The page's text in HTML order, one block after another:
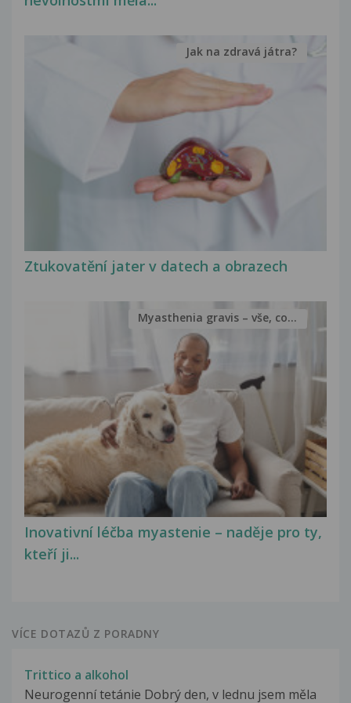
Ztukovatění jater v datech a obrazech
Jak na zdravá játra?
Inovativní léčba myastenie – naděje pro ty,
kteří ji...
Myasthenia gravis – vše, co...
VÍCE DOTAZŮ Z PORADNY
Trittico a alkohol
Neurogenní tetánie Dobrý den, v lednu jsem měla